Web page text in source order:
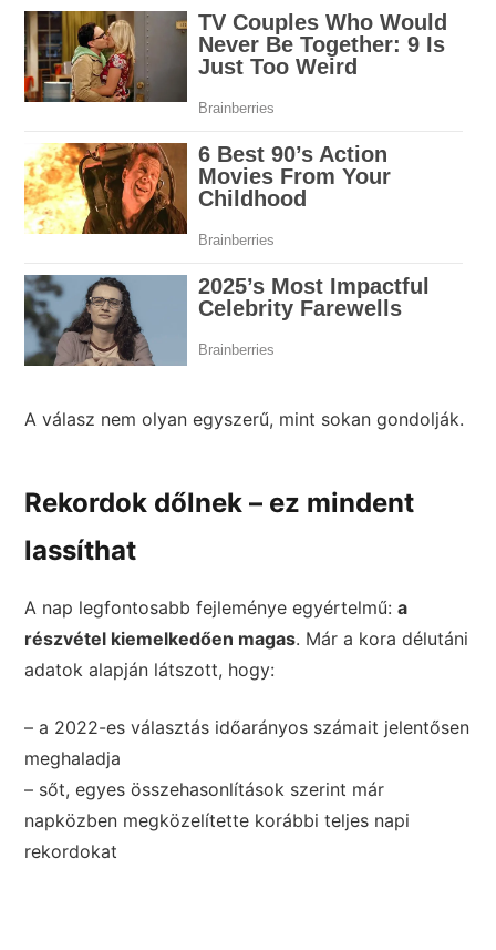
A válasz nem olyan egyszerű, mint sokan gondolják.
Rekordok dőlnek – ez mindent
lassíthat
A nap legfontosabb fejleménye egyértelmű:a
részvétel kiemelkedően magas. Már a kora délutáni
adatok alapján látszott, hogy:
– a 2022-es választás időarányos számait jelentősen
meghaladja
– sőt, egyes összehasonlítások szerint már
napközben megközelítette korábbi teljes napi
rekordokat